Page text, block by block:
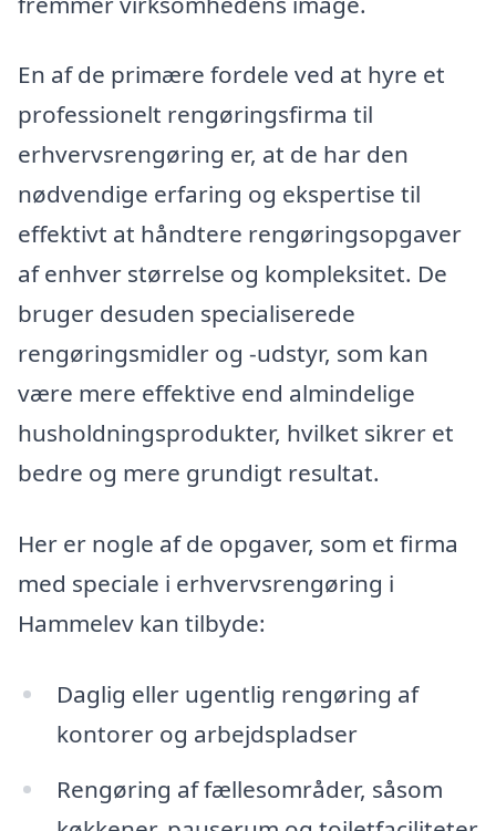
En af de primære fordele ved at hyre et
professionelt rengøringsfirma til
erhvervsrengøring er, at de har den
nødvendige erfaring og ekspertise til
effektivt at håndtere rengøringsopgaver
af enhver størrelse og kompleksitet. De
bruger desuden specialiserede
rengøringsmidler og -udstyr, som kan
være mere effektive end almindelige
husholdningsprodukter, hvilket sikrer et
bedre og mere grundigt resultat.
Her er nogle af de opgaver, som et firma
med speciale i erhvervsrengøring i
Hammelev kan tilbyde:
Daglig eller ugentlig rengøring af
kontorer og arbejdspladser
Rengøring af fællesområder, såsom